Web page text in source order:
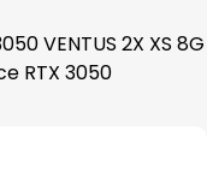
VENTUS 2X XS 8G
RTX 3050